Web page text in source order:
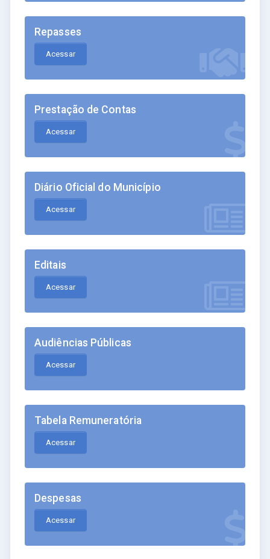
Repasses
Acessar
Prestação de Contas
Acessar
Diário Oficial do Município
Acessar
Editais
Acessar
Audiências Públicas
Acessar
Tabela Remuneratória
Acessar
Despesas
Acessar